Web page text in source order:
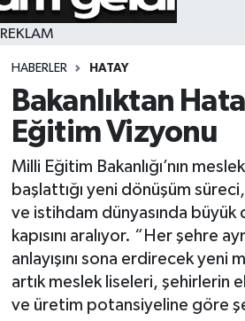
REKLAM
HABERLER HATAY
Bakanlıktan
Eğitim Vizyonu
Milli Eğitim Bakanlığı’nın
başlattığı yeni dönüşüm
ve istihdam dünyasında büyük
kapısını aralıyor. “Her şehre
anlayışını sona erdirecek yeni
artık meslek liseleri, şehirlerin
ve üretim potansiyeline göre